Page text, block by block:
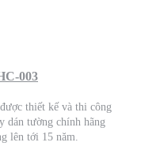
003
thiết kế và thi công
dán tường chính hãng
lên tới 15 năm.